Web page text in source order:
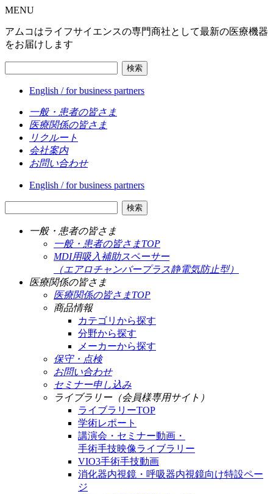
MENU
アムコはライフサイエンスの専門商社として最新の医療機器
をお届けします
検索
English / for business partners
一般・患者の皆さま
医療関係の皆さま
リクルート
会社案内
お問い合わせ
English / for business partners
検索
一般・患者の皆さま
一般・患者の皆さまTOP
MDI用吸入補助スペーサー
（エアロチャンバープラス静電気防止型）
医療関係の皆さま
医療関係の皆さまTOP
商品情報
カテゴリから探す
分野から探す
メーカーから探す
保守・点検
お問い合わせ
セミナー申し込み
ライブラリー（会員様専用サイト）
ライブラリーTOP
学術レポート
講演会・セミナー動画・
手術手技映像ライブラリー
VIO3手術手技動画
消化器内視鏡・呼吸器内視鏡向け特設ペー
ジ